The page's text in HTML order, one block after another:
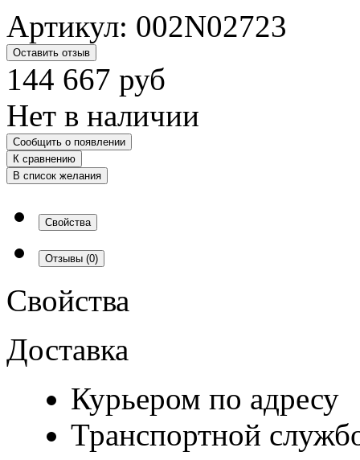
Артикул: 002N02723
Оставить отзыв
144 667 руб
Нет в наличии
Сообщить о появлении
К сравнению
В список желания
Свойства
Отзывы (0)
Свойства
Доставка
Курьером по адресу
Транспортной